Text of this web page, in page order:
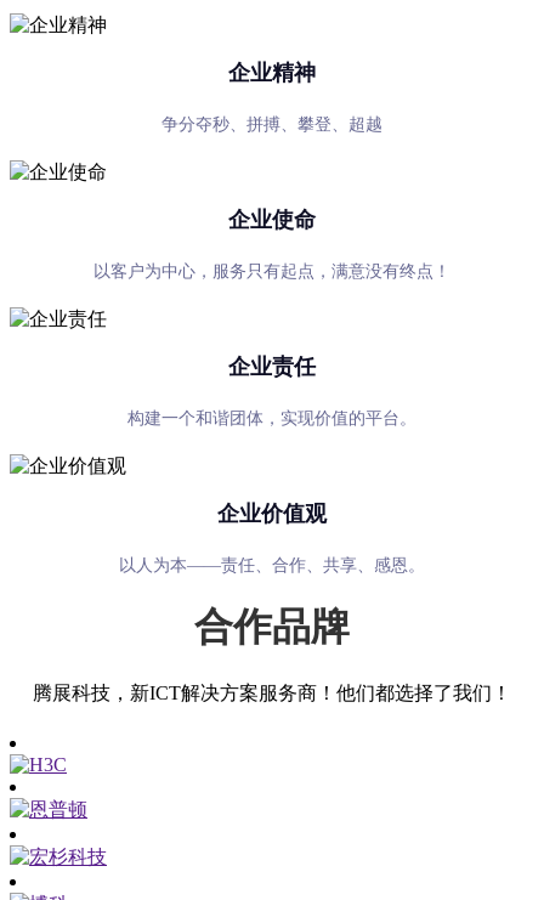
企业精神
争分夺秒、拼搏、攀登、超越
企业使命
以客户为中心，服务只有起点，满意没有终点！
企业责任
构建一个和谐团体，实现价值的平台。
企业价值观
以人为本——责任、合作、共享、感恩。
合作品牌
腾展科技，新ICT解决方案服务商！他们都选择了我们！